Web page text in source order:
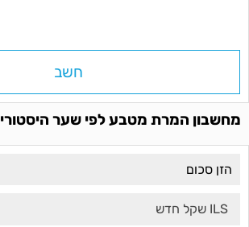
חשב
מחשבון המרת מטבע לפי שער היסטורי
ILS שקל חדש